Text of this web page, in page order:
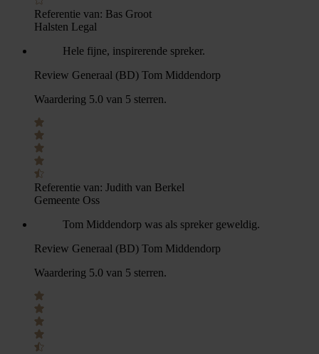
Referentie van: Bas Groot
Halsten Legal
Hele fijne, inspirerende spreker.
Review Generaal (BD) Tom Middendorp
Waardering 5.0 van 5 sterren.
Referentie van: Judith van Berkel
Gemeente Oss
Tom Middendorp was als spreker geweldig.
Review Generaal (BD) Tom Middendorp
Waardering 5.0 van 5 sterren.